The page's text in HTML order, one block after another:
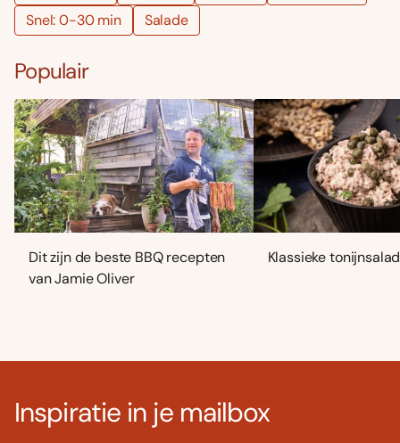
Snel: 0-30 min
Salade
Populair
Dit zijn de beste BBQ recepten
van Jamie Oliver
Klassieke
Inspiratie in je mailbox